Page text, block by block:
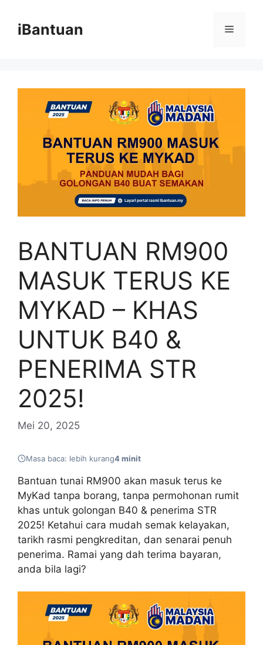
contentiBantuan Menu
BANTUAN RM900
MASUK TERUS KE
MYKAD – KHAS
UNTUK B40 &
PENERIMA STR
2025!
Mei 20, 2025
Masa baca: lebih kurang4 minit
Bantuan tunai RM900 akan masuk terus ke
MyKad tanpa borang, tanpa permohonan rumit
khas untuk golongan B40 & penerima STR
2025! Ketahui cara mudah semak kelayakan,
tarikh rasmi pengkreditan, dan senarai penuh
penerima. Ramai yang dah terima bayaran,
anda bila lagi?